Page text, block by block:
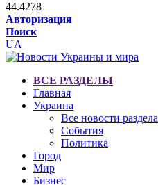
44.4278
Авторизация
Поиск
UA
ВСЕ РАЗДЕЛЫ
Главная
Украина
Все новости раздела
События
Политика
Город
Мир
Бизнес